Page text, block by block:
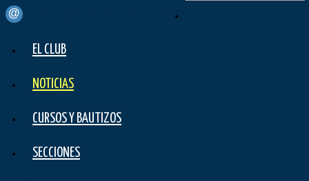
contacto@subacuaticasrealsociedad.com
EL CLUB
NOTICIAS
CURSOS Y BAUTIZOS
SECCIONES